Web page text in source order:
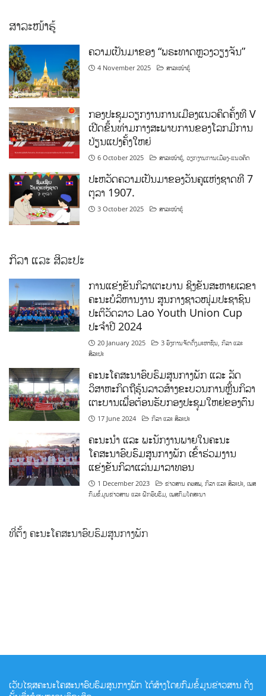
ສາລະໜ້າຮູ້
ຄວາມເປັນມາຂອງ “ພຣະທາດຫຼວງວຽງຈັນ”
4 November 2025 ສາລະໜ້າຮູ້
ກອງປະຊຸມວຽກງານການເມືອງແນວຄິດຄັ້ງທີ V
ເປີດຂຶ້ນທ່າມກາງສະພາບການຂອງໂລກມີການ
ປ່ຽນແປງຄັ້ງໃຫຍ່
6 October 2025 ສາລະໜ້າຮູ້ ,ວຽກງານການເມືອງ-ແນວຄິດ
ປະຫວັດຄວາມເປັນມາຂອງວັນຄູແຫ່ງຊາດທີ 7
ຕຸລາ 1907.
3 October 2025 ສາລະໜ້າຮູ້
ກິລາ ແລະ ສິລະປະ
ການແຂ່ງຂັນກິລາເຕະບານ ຊິງຂັນສະຫາຍເລຂາ
ຄະນະບໍລິຫານງານ ສູນກາງຊາວໜຸ່ມປະຊາຊົນ
ປະຕິວັດລາວ Lao Youth Union Cup
ປະຈຳປີ 2024
20 January 2025 3 ອົງການຈັດຕັ້ງມະຫາຊົນ ,ກິລາ ແລະ
ສິລະປະ
ຄະນະໂຄສະນາອົບຮົມສູນກາງພັກ ແລະ ລັດ
ວິສາຫະກິດຖືຮຸ້ນລາວສ້າງຂະບວນການຫຼີ້ນກິລາ
ເຕະບານເພື່ອຕ້ອນຮັບກອງປະຊຸມໃຫຍ່ຂອງຕົນ
17 June 2024 ກິລາ ແລະ ສິລະປະ
ຄະນະນຳ ແລະ ພະນັກງານພາຍໃນຄະນະ
ໂຄສະນາອົບຮົມສູນກາງພັກ ເຂົ້າຮ່ວມງານ
ແຂ່ງຂັນກິລາແລ່ນມາລາທອນ
1 December 2023 ຂ່າວສານ ຄອສພ ,ກິລາ ແລະ ສິລະປະ ,ເພສ
ກົມຂໍ້ມູນຂ່າວສານ ແລະ ຝຶກອົບຮົມ ,ເພສກົມໂຄສະນາ
ທີ່ຕັ້ງ ຄະນະໂຄສະນາອົບຮົມສູນກາງພັກ
ເວັບໄຊສຄະນະໂຄສະນາອົບຮົມສູນກາງພັກ ໄດ້ສ້າງໂດຍກົມຂໍ້ມູນຂ່າວສານ ດັ່ງ